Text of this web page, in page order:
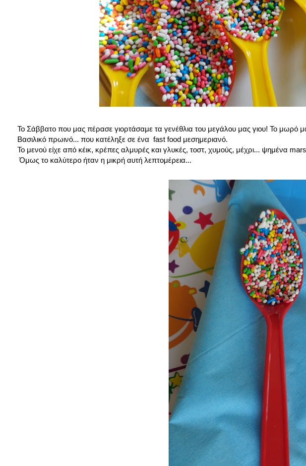
Το Σάββατο που μας πέρασε γιορτάσαμε τα γενέθλια του μεγάλου μας γιου! Το μωρό
Βασιλικό πρωινό... που κατέληξε σε ένα fast food μεσημεριανό.
Το μενού είχε από κέικ, κρέπες αλμυρές και γλυκές, τοστ, χυμούς, μέχρι... ψημένα
Όμως το καλύτερο ήταν η μικρή αυτή λεπτομέρεια...